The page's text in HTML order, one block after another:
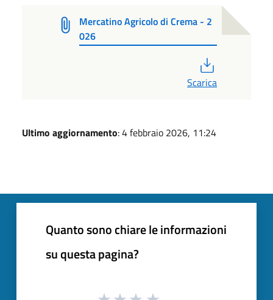
Mercatino Agricolo di Crema - 2
026
Scarica
Ultimo aggiornamento: 4 febbraio 2026, 11:24
Quanto sono chiare le informazioni
su questa pagina?